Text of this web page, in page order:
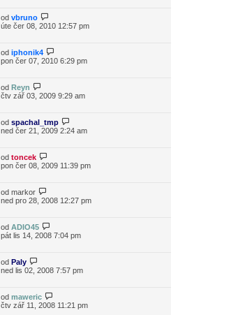
od vbruno
úte čer 08, 2010 12:57 pm
od iphonik4
pon čer 07, 2010 6:29 pm
od Reyn
čtv zář 03, 2009 9:29 am
od spachal_tmp
ned čer 21, 2009 2:24 am
od toncek
pon čer 08, 2009 11:39 pm
od markor
ned pro 28, 2008 12:27 pm
od ADIO45
pát lis 14, 2008 7:04 pm
od Paly
ned lis 02, 2008 7:57 pm
od maweric
čtv zář 11, 2008 11:21 pm